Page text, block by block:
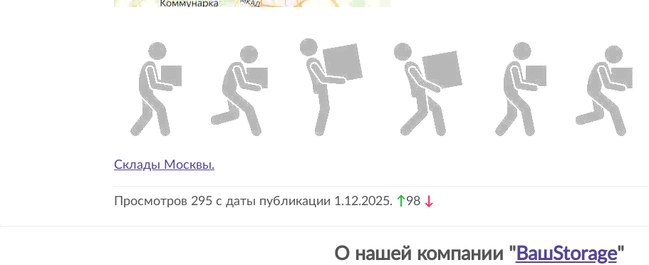
Склады Москвы.
Просмотров 295 с даты публикации 1.12.2025. ↑98 ↓
О нашей компании "ВашStorage"